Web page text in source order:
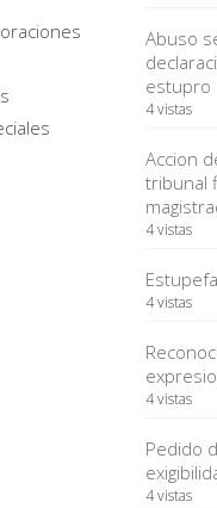
Abuso
estupro
4 vistas
Accion
tribunal
4 vistas
4 vistas
4 vistas
Pedido
4 vistas